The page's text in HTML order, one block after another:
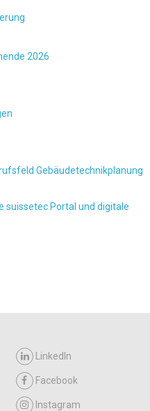
2026
Gebäudetechnikplanung
suissetec Portal und digitale
LinkedIn
Facebook
Instagram